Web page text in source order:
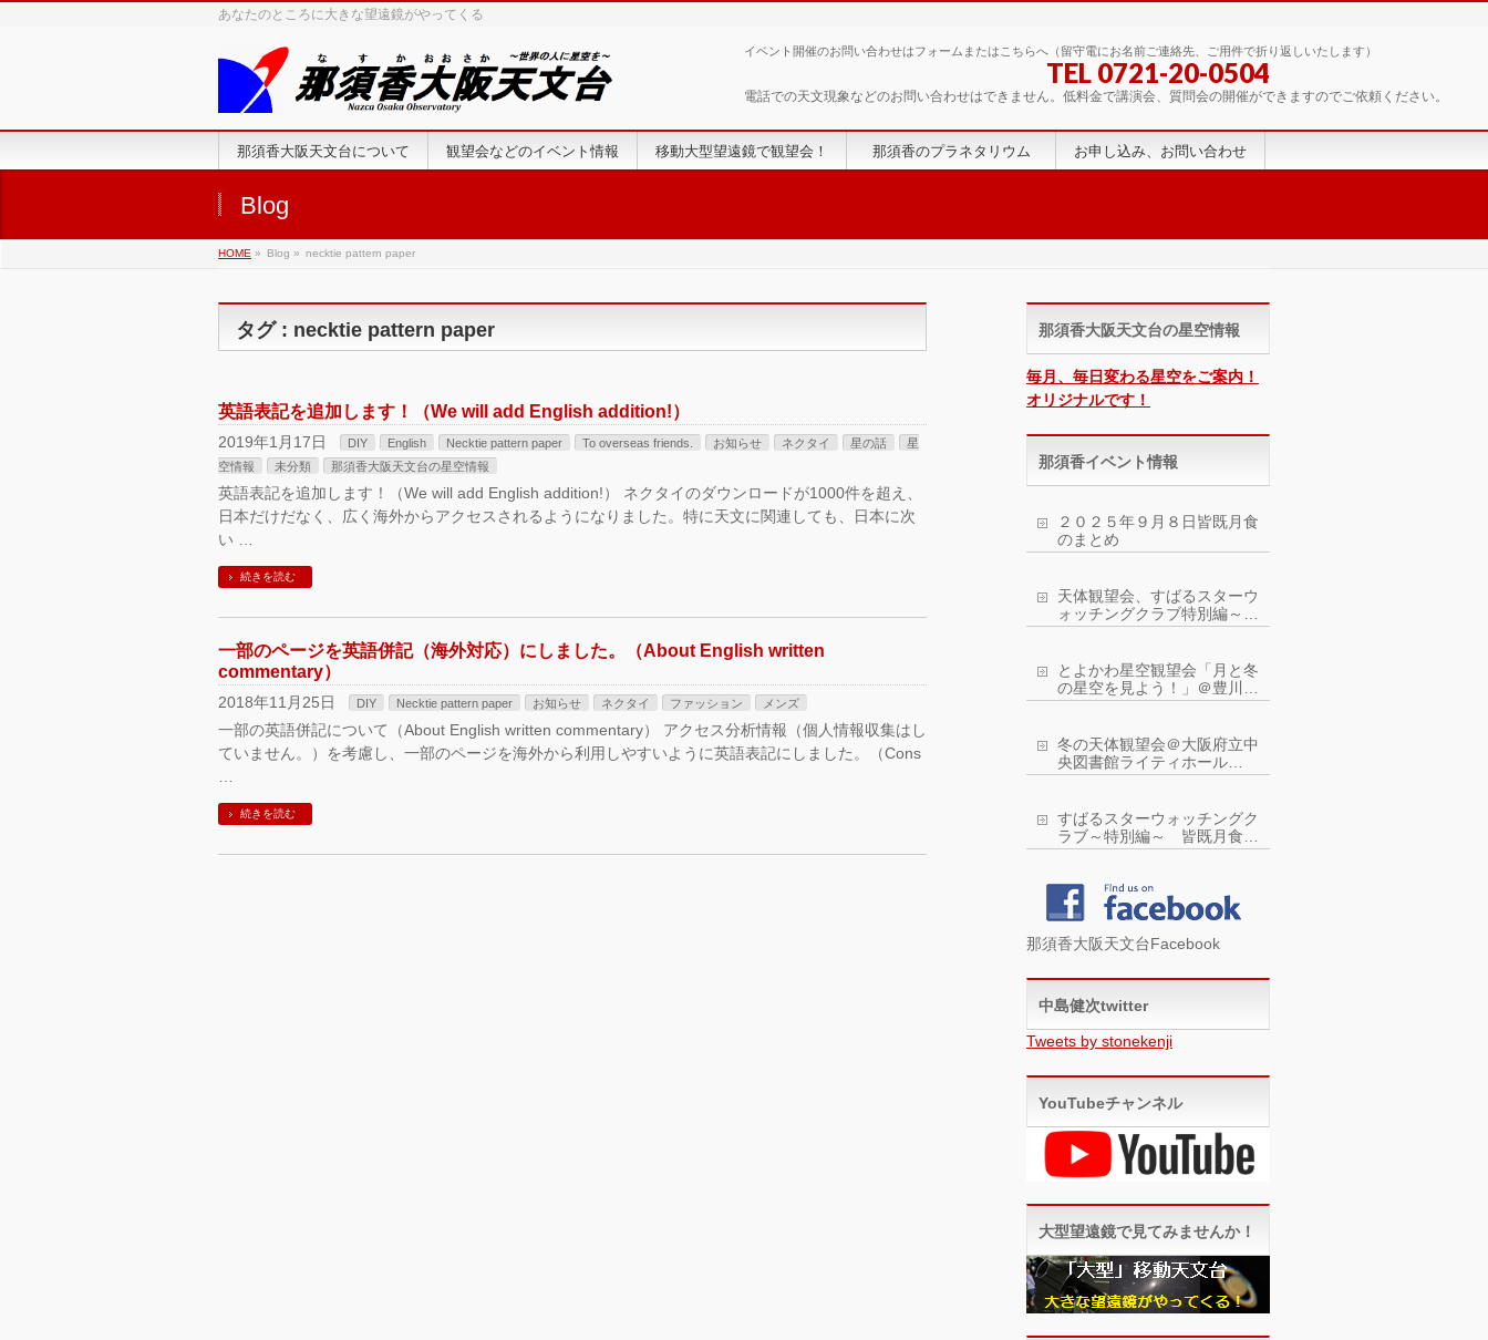
あなたのところに大きな望遠鏡がやってくる
イベント開催のお問い合わせはフォームまたはこちらへ（留守電にお名前ご連絡先、ご用件で折り返しいたします）
TEL 0721-20-0504
電話での天文現象などのお問い合わせはできません。低料金で講演会、質問会の開催ができますのでご依頼ください。
那須香大阪天文台について 観望会などのイベント情報 移動大型望遠鏡で観望会！ 那須香のプラネタリウム お申し込み、お問い合わせ
Blog
HOME » Blog » necktie pattern paper
タグ : necktie pattern paper
英語表記を追加します！（We will add English addition!）
2019年1月17日 DIY English Necktie pattern paper To overseas friends. お知らせ ネクタイ 星の話
星
空情報
未分類 那須香大阪天文台の星空情報
英語表記を追加します！（We will add English addition!） ネクタイのダウンロードが1000件を超え、
日本だけだなく、広く海外からアクセスされるようになりました。特に天文に関連しても、日本に次
い …
続きを読む
一部のページを英語併記（海外対応）にしました。（About English written
commentary）
2018年11月25日 DIY Necktie pattern paper お知らせ ネクタイ ファッション メンズ
一部の英語併記について（About English written commentary） アクセス分析情報（個人情報収集はし
ていません。）を考慮し、一部のページを海外から利用しやすいように英語表記にしました。（Cons
続きを読む
那須香大阪天文台の星空情報
毎月、毎日変わる星空をご案内！
オリジナルです！
那須香イベント情報
２０２５年９月８日皆既月食
のまとめ
天体観望会、すばるスターウ
ォッチングクラブ特別編～皆
既月食を観察しよう！
とよかわ星空観望会「月と冬
の星空を見よう！」＠豊川市
ジオスペース館：令和４年２
冬の天体観望会＠大阪府立中
央図書館ライティホール
2022年2月11日（金・祝）
すばるスターウォッチングク
ラブ～特別編～ 皆既月食に
近い？！部分月食を観察しよ
那須香大阪天文台Facebook
中島健次twitter
Tweets by stonekenji
YouTubeチャンネル
大型望遠鏡で見てみませんか！